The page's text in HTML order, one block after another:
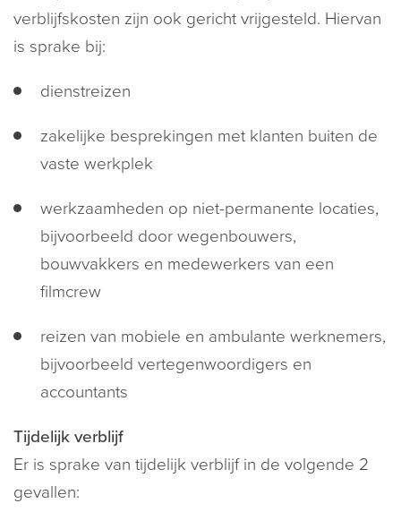
verblijfskosten zijn ook gericht vrijgesteld. Hiervan
is sprake bij:
dienstreizen
zakelijke besprekingen met klanten buiten de
vaste werkplek
werkzaamheden op niet-permanente locaties,
bijvoorbeeld door wegenbouwers,
bouwvakkers en medewerkers van een
filmcrew
reizen van mobiele en ambulante werknemers,
bijvoorbeeld vertegenwoordigers en
accountants
Tijdelijk verblijf
Er is sprake van tijdelijk verblijf in de volgende 2
gevallen: